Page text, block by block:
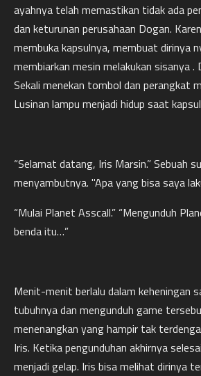
ayahnya telah memastikan tidak ada
dan keturunan perusahaan Dogan.
membuka kapsulnya, membuat dirinya
membiarkan mesin melakukan sisanya .
Sekali menekan tombol dan perangkat
Lusinan lampu menjadi hidup saat
“Selamat datang, Iris Marsin.” Sebuah
menyambutnya. "Apa yang bisa saya
“Mulai Planet Asscall.” “Mengunduh
benda itu…”
Menit-menit berlalu dalam keheningan
tubuhnya dan mengunduh game
menenangkan yang hampir tak
Iris. Ketika pengunduhan akhirnya
menjadi gelap. Iris bisa melihat dirinya